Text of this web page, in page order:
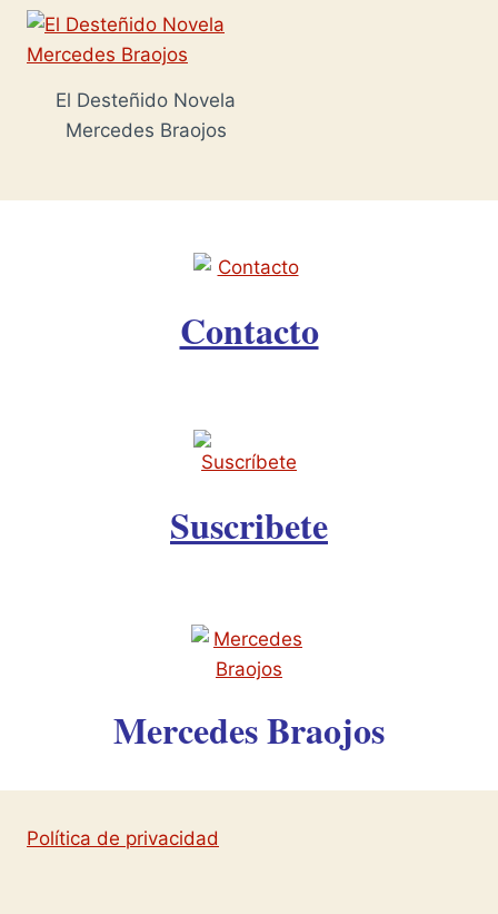
El Desteñido Novela
Mercedes Braojos
Contacto
Suscribete
Mercedes Braojos
Política de privacidad